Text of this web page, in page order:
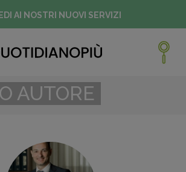
AI NOSTRI NUOVI SERVIZI
AUTORE